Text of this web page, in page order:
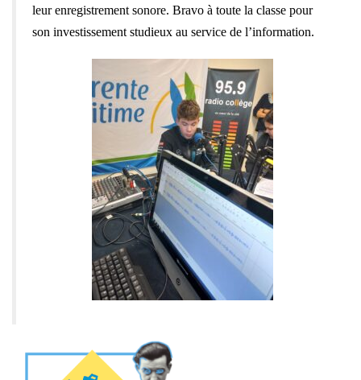
leur enregistrement sonore. Bravo à toute la classe pour
son investissement studieux au service de l’information.